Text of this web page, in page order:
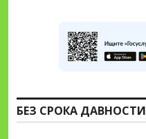
БЕЗ СРОКА ДАВНОСТИ